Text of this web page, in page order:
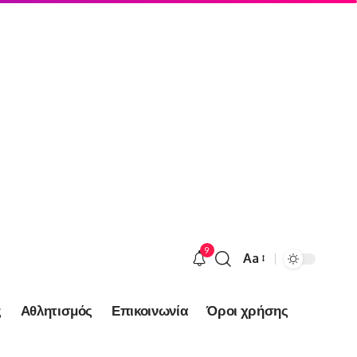
9
Font
Aa
Αθλητισμός Επικοινωνία Όροι χρήσης